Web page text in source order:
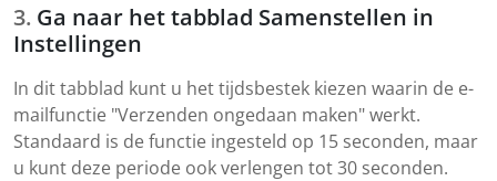
Ga naar het tabblad Samenstellen in
Instellingen
In dit tabblad kunt u het tijdsbestek kiezen waarin de e-
mailfunctie "Verzenden ongedaan maken" werkt.
Standaard is de functie ingesteld op 15 seconden, maar
u kunt deze periode ook verlengen tot 30 seconden.